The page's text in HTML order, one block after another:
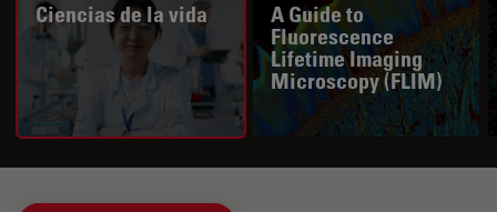
Ciencias de la vida
A Guide to
Fluorescence
Lifetime Imaging
Microscopy (FLIM)